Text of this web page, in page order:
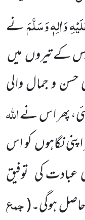
وَاٰلِہٖ وَسَلَّمَنے
کے تیروںمیں
و جمال والی
پھر ا س نےاللّٰہ
نگاہوںکو اس
عبادت کی توفیق
ہوگی۔(جمع